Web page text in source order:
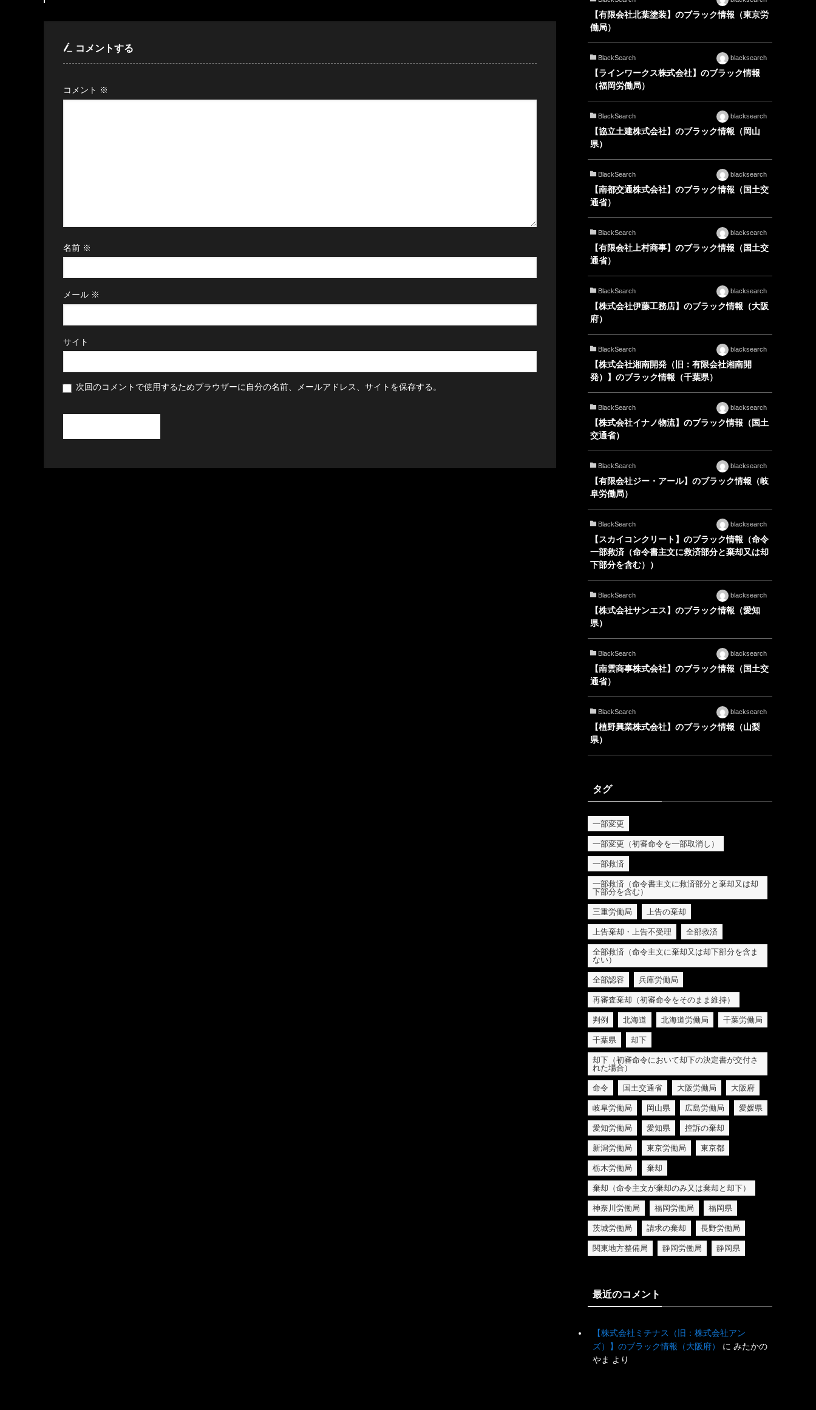
コメントする
コメント ※
名前 ※
メール ※
サイト
次回のコメントで使用するためブラウザーに自分の名前、メールアドレス、サイトを保存する。
【有限会社北葉塗装】のブラック情報（東京労
働局）
BlackSearch blacksearch
【ラインワークス株式会社】のブラック情報
（福岡労働局）
BlackSearch blacksearch
【協立土建株式会社】のブラック情報（岡山
県）
BlackSearch blacksearch
【南都交通株式会社】のブラック情報（国土交
通省）
BlackSearch blacksearch
【有限会社上村商事】のブラック情報（国土交
通省）
BlackSearch blacksearch
【株式会社伊藤工務店】のブラック情報（大阪
府）
BlackSearch blacksearch
【株式会社湘南開発（旧：有限会社湘南開
発）】のブラック情報（千葉県）
BlackSearch blacksearch
【株式会社イナノ物流】のブラック情報（国土
交通省）
BlackSearch blacksearch
【有限会社ジー・アール】のブラック情報（岐
阜労働局）
BlackSearch blacksearch
【スカイコンクリート】のブラック情報（命令
一部救済（命令書主文に救済部分と棄却又は却
下部分を含む））
BlackSearch blacksearch
【株式会社サンエス】のブラック情報（愛知
県）
BlackSearch blacksearch
【南雲商事株式会社】のブラック情報（国土交
通省）
BlackSearch blacksearch
【植野興業株式会社】のブラック情報（山梨
県）
タグ
一部変更
一部変更（初審命令を一部取消し）
一部救済
一部救済（命令書主文に救済部分と棄却又は却
下部分を含む）
三重労働局 上告の棄却
上告棄却・上告不受理 全部救済
全部救済（命令主文に棄却又は却下部分を含ま
ない）
全部認容 兵庫労働局
再審査棄却（初審命令をそのまま維持）
判例 北海道 北海道労働局 千葉労働局
千葉県 却下
却下（初審命令において却下の決定書が交付さ
れた場合）
命令 国土交通省 大阪労働局 大阪府
岐阜労働局 岡山県 広島労働局 愛媛県
愛知労働局 愛知県 控訴の棄却
新潟労働局 東京労働局 東京都
栃木労働局 棄却
棄却（命令主文が棄却のみ又は棄却と却下）
神奈川労働局 福岡労働局 福岡県
茨城労働局 請求の棄却 長野労働局
関東地方整備局 静岡労働局 静岡県
最近のコメント
【株式会社ミチナス（旧：株式会社アン
ズ）】のブラック情報（大阪府）
に みたかの
やま より